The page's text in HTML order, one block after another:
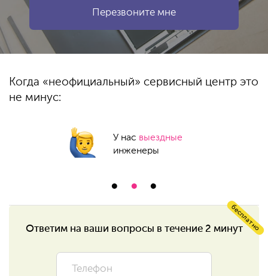
Когда «неофициальный» сервисный центр это
не минус:
У нас выездные
инженеры
бесплатно
Ответим на ваши вопросы в течение 2 минут